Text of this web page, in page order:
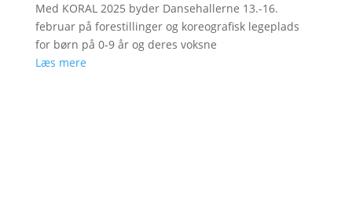
Med KORAL 2025 byder Dansehallerne 13.-16.
februar på forestillinger og koreografisk legeplads
for børn på 0-9 år og deres voksne
Læs mere